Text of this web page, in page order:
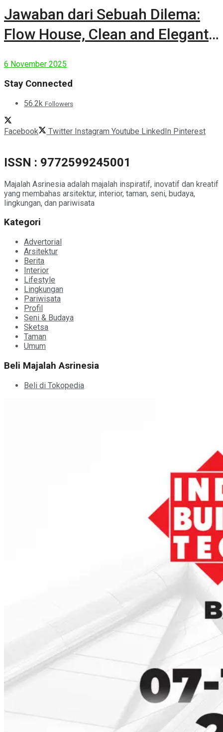
Jawaban dari Sebuah Dilema:
Flow House, Clean and Elegant
6 November 2025
Stay Connected
56.2k Followers
Facebook Twitter Instagram Youtube LinkedIn Pinterest
ISSN : 9772599245001
Majalah Asrinesia adalah majalah inspiratif, inovatif dan kreatif
yang membahas arsitektur, interior, taman, seni, budaya,
lingkungan, dan pariwisata
Kategori
Advertorial
Arsitektur
Berita
Interior
Lifestyle
Lingkungan
Pariwisata
Profil
Seni & Budaya
Sketsa
Taman
Umum
Beli Majalah Asrinesia
Beli di Tokopedia